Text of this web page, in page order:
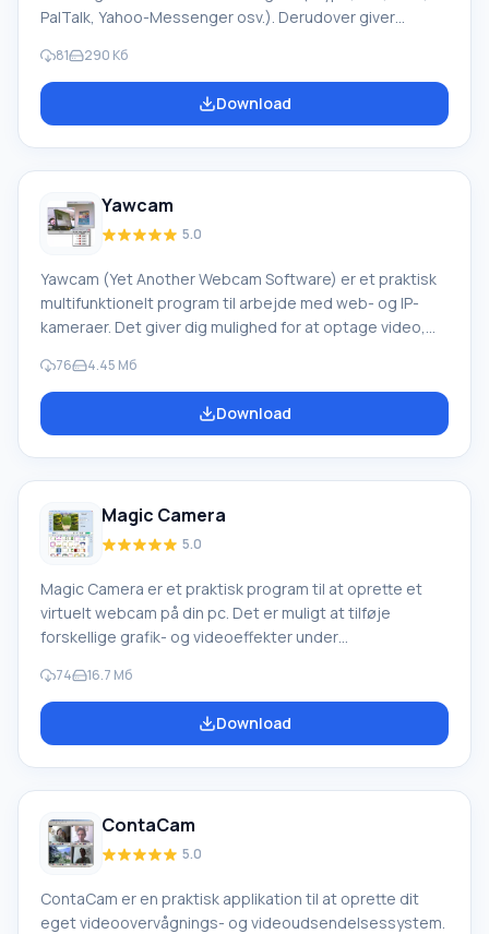
PalTalk, Yahoo-Messenger osv.). Derudover giver
specialeffekter under videoudsendelse (tekst, lyd,
animation, baggrundsskift, ansigtsdele, dato, tid osv.).
Funktion i ManyCam Ud over de eksisterende
81 290 Кб
Download
Yawcam
5.0
Yawcam (Yet Another Webcam Software) er et praktisk
multifunktionelt program til arbejde med web- og IP-
kameraer. Det giver dig mulighed for at optage video,
offentliggøre dem online. Ret nemt at bruge med et
stort sæt funktioner. Der er en auto-optagelsesfunktion
for billeder, når der opstår overskydende bevægelse i
76 4.45 Мб
Download
Magic Camera
5.0
Magic Camera er et praktisk program til at oprette et
virtuelt webcam på din pc. Det er muligt at tilføje
forskellige grafik- og videoeffekter under
at optage en fuldgyldig videoklip med mulighed for at
importere den til din harddisk. Programmet er
kompatibelt med mange populære
tusindvis af forskellige typer (fotorammer
74 16.7 Мб
Download
ContaCam
5.0
ContaCam er en praktisk applikation til at oprette dit
eget videoovervågnings- og videoudsendelsessystem.